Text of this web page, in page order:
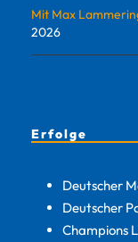
Mit Max
2026
Erfolge
Deutscher
Deutscher
Champions